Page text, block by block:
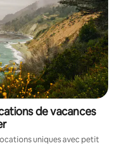
de vacances
uniques avec petit